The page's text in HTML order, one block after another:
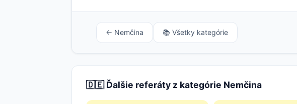
← Nemčina 📚 Všetky kategórie
🇩🇪 Ďalšie referáty z kategórie Nemčina